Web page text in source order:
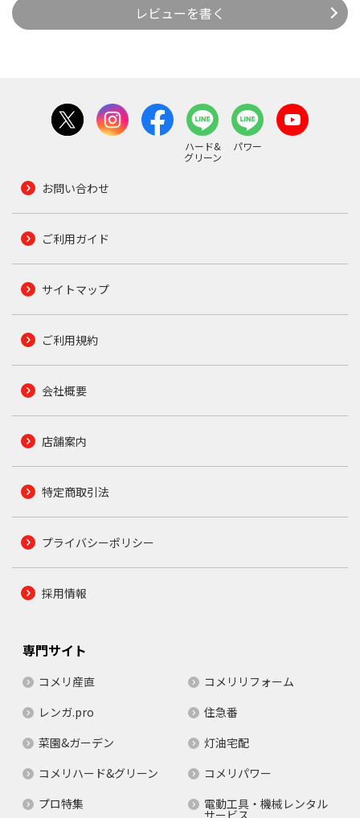
レビューを書く
ハード&
グリーン
パワー
お問い合わせ
ご利用ガイド
サイトマップ
ご利用規約
会社概要
店舗案内
特定商取引法
プライバシーポリシー
採用情報
専門サイト
コメリ産直
コメリリフォーム
レンガ.pro
住急番
菜園&ガーデン
灯油宅配
コメリハード&グリーン
コメリパワー
プロ特集
電動工具・機械レンタル
サービス